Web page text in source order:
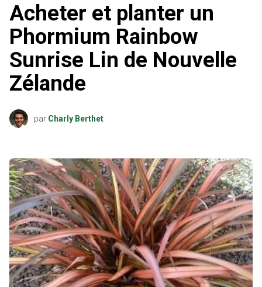
Acheter et planter un
Phormium Rainbow
Sunrise Lin de Nouvelle
Zélande
par Charly Berthet